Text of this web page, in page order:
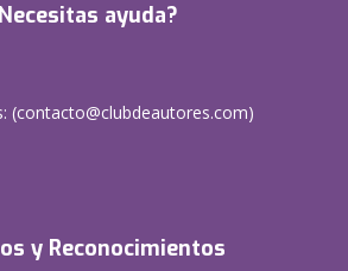
ayuda?
(contacto@clubdeautores.com)
y Reconocimientos